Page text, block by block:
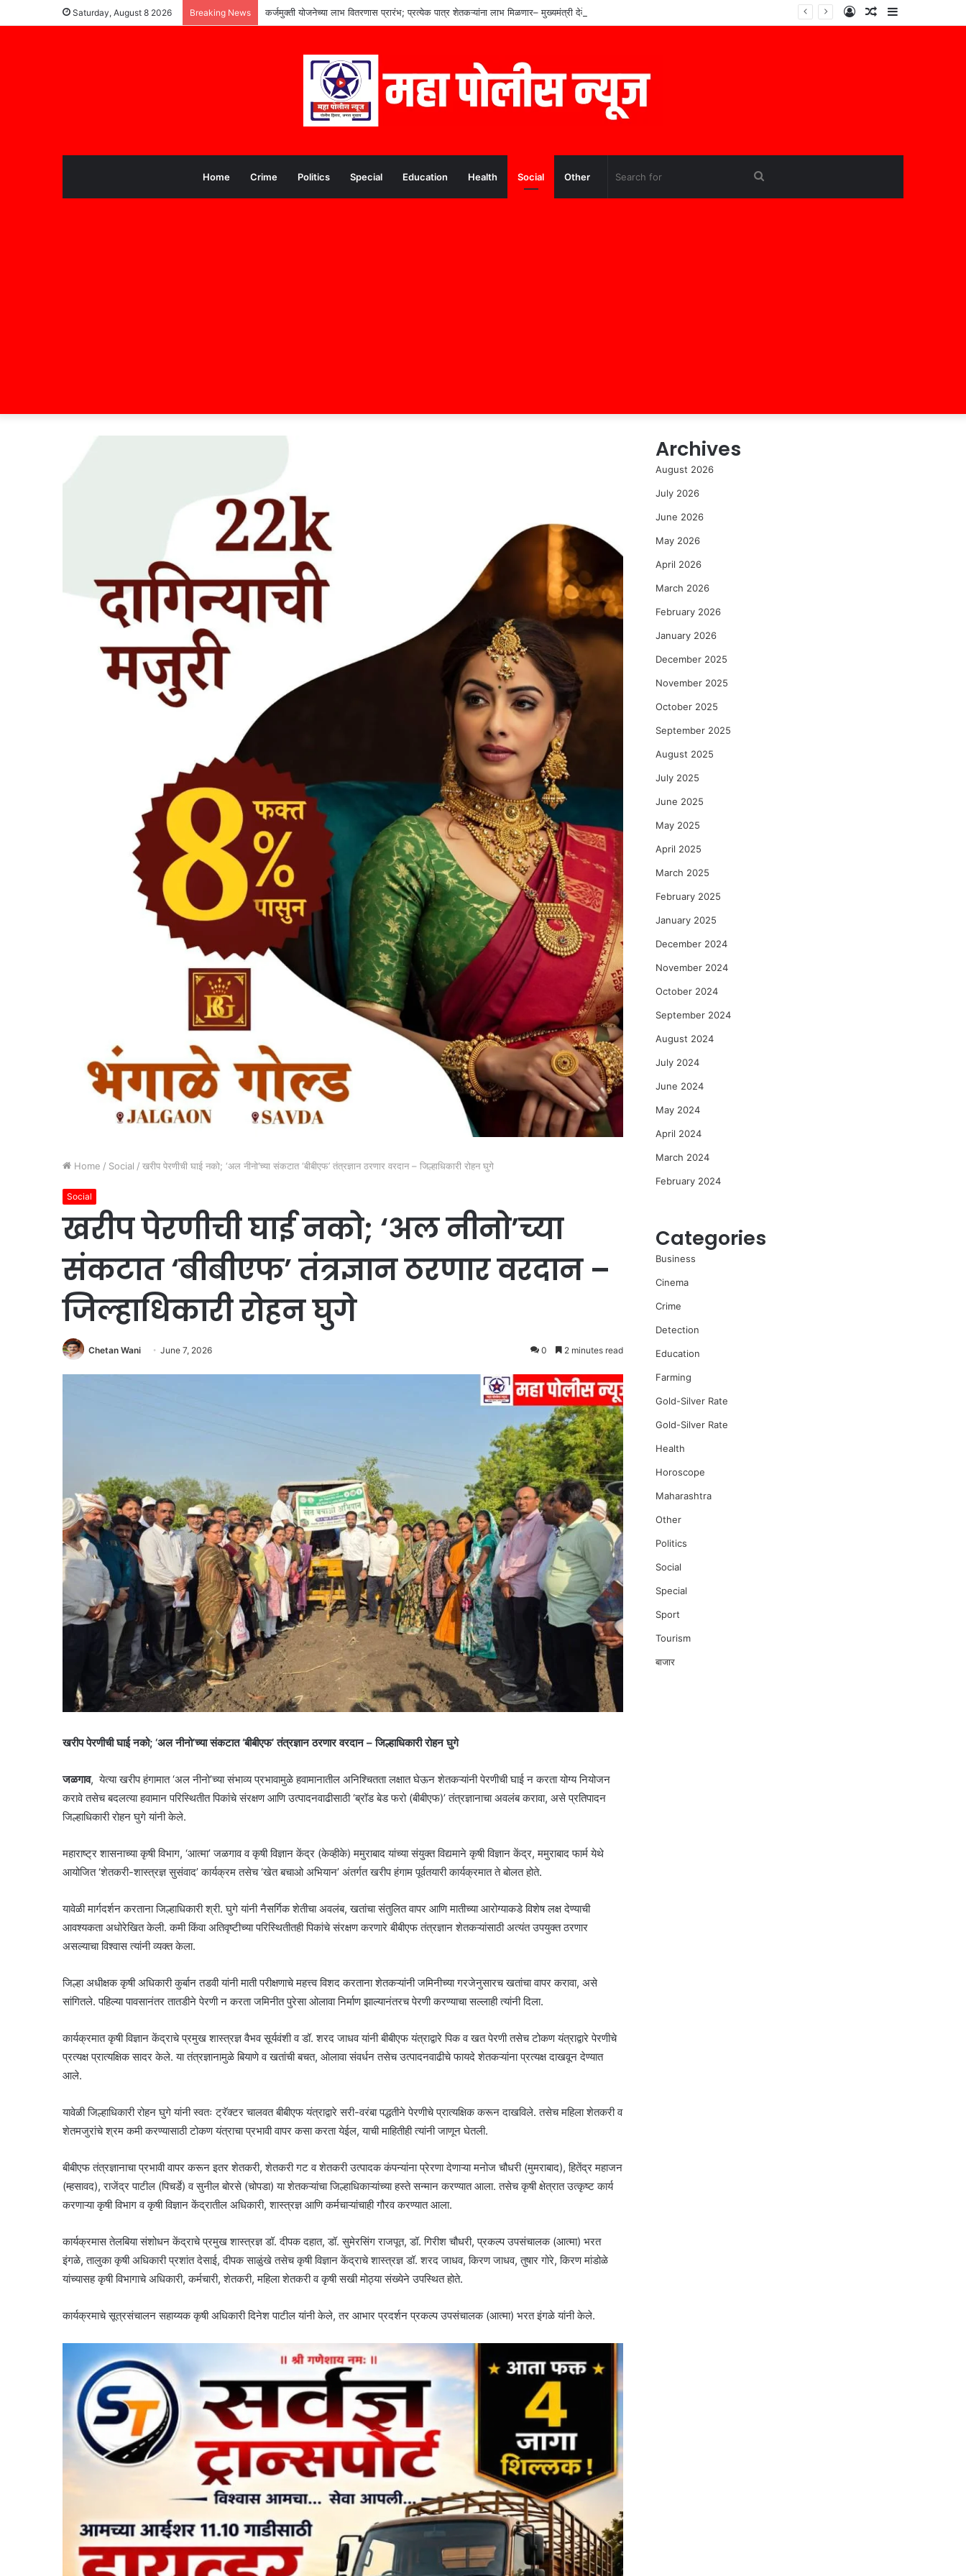
Saturday, August 8 2026 Breaking News कर्जमुक्ती योजनेच्या लाभ वितरणास प्रारंभ; प्रत्येक पात्र शेतकऱ्यांना लाभ मिळणार– मुख्यमंत्री देवेंद्र फडणवीस Sidebar
Random
Log
Home Crime Politics Special Education Health Social Other
Home / Social / खरीप पेरणीची घाई नको; ‘अल नीनो’च्या संकटात ‘बीबीएफ’ तंत्रज्ञान ठरणार वरदान – जिल्हाधिकारी रोहन घुगे
Social
खरीप पेरणीची घाई नको; ‘अल नीनो’च्या
संकटात ‘बीबीएफ’ तंत्रज्ञान ठरणार वरदान –
जिल्हाधिकारी रोहन घुगे
Chetan Wani June 7, 2026 0 2 minutes read
खरीप पेरणीची घाई नको; ‘अल नीनो’च्या संकटात ‘बीबीएफ’ तंत्रज्ञान ठरणार वरदान – जिल्हाधिकारी रोहन घुगे
जळगाव, येत्या खरीप हंगामात ‘अल नीनो’च्या संभाव्य प्रभावामुळे हवामानातील अनिश्चितता लक्षात घेऊन शेतकऱ्यांनी पेरणीची घाई न करता योग्य नियोजन
करावे तसेच बदलत्या हवामान परिस्थितीत पिकांचे संरक्षण आणि उत्पादनवाढीसाठी ‘ब्रॉड बेड फरो (बीबीएफ)’ तंत्रज्ञानाचा अवलंब करावा, असे प्रतिपादन
जिल्हाधिकारी रोहन घुगे यांनी केले.
महाराष्ट्र शासनाच्या कृषी विभाग, ‘आत्मा’ जळगाव व कृषी विज्ञान केंद्र (केव्हीके) ममुराबाद यांच्या संयुक्त विद्यमाने कृषी विज्ञान केंद्र, ममुराबाद फार्म येथे
आयोजित ‘शेतकरी-शास्त्रज्ञ सुसंवाद’ कार्यक्रम तसेच ‘खेत बचाओ अभियान’ अंतर्गत खरीप हंगाम पूर्वतयारी कार्यक्रमात ते बोलत होते.
यावेळी मार्गदर्शन करताना जिल्हाधिकारी श्री. घुगे यांनी नैसर्गिक शेतीचा अवलंब, खतांचा संतुलित वापर आणि मातीच्या आरोग्याकडे विशेष लक्ष देण्याची
आवश्यकता अधोरेखित केली. कमी किंवा अतिवृष्टीच्या परिस्थितीतही पिकांचे संरक्षण करणारे बीबीएफ तंत्रज्ञान शेतकऱ्यांसाठी अत्यंत उपयुक्त ठरणार
असल्याचा विश्वास त्यांनी व्यक्त केला.
जिल्हा अधीक्षक कृषी अधिकारी कुर्बान तडवी यांनी माती परीक्षणाचे महत्त्व विशद करताना शेतकऱ्यांनी जमिनीच्या गरजेनुसारच खतांचा वापर करावा, असे
सांगितले. पहिल्या पावसानंतर तातडीने पेरणी न करता जमिनीत पुरेसा ओलावा निर्माण झाल्यानंतरच पेरणी करण्याचा सल्लाही त्यांनी दिला.
कार्यक्रमात कृषी विज्ञान केंद्राचे प्रमुख शास्त्रज्ञ वैभव सूर्यवंशी व डॉ. शरद जाधव यांनी बीबीएफ यंत्राद्वारे पिक व खत पेरणी तसेच टोकण यंत्राद्वारे पेरणीचे
प्रत्यक्ष प्रात्यक्षिक सादर केले. या तंत्रज्ञानामुळे बियाणे व खतांची बचत, ओलावा संवर्धन तसेच उत्पादनवाढीचे फायदे शेतकऱ्यांना प्रत्यक्ष दाखवून देण्यात
आले.
यावेळी जिल्हाधिकारी रोहन घुगे यांनी स्वतः ट्रॅक्टर चालवत बीबीएफ यंत्राद्वारे सरी-वरंबा पद्धतीने पेरणीचे प्रात्यक्षिक करून दाखविले. तसेच महिला शेतकरी व
शेतमजुरांचे श्रम कमी करण्यासाठी टोकण यंत्राचा प्रभावी वापर कसा करता येईल, याची माहितीही त्यांनी जाणून घेतली.
बीबीएफ तंत्रज्ञानाचा प्रभावी वापर करून इतर शेतकरी, शेतकरी गट व शेतकरी उत्पादक कंपन्यांना प्रेरणा देणाऱ्या मनोज चौधरी (मुमराबाद), हितेंद्र महाजन
(म्हसावद), राजेंद्र पाटील (पिचर्डे) व सुनील बोरसे (चोपडा) या शेतकऱ्यांचा जिल्हाधिकाऱ्यांच्या हस्ते सन्मान करण्यात आला. तसेच कृषी क्षेत्रात उत्कृष्ट कार्य
करणाऱ्या कृषी विभाग व कृषी विज्ञान केंद्रातील अधिकारी, शास्त्रज्ञ आणि कर्मचाऱ्यांचाही गौरव करण्यात आला.
कार्यक्रमास तेलबिया संशोधन केंद्राचे प्रमुख शास्त्रज्ञ डॉ. दीपक दहात, डॉ. सुमेरसिंग राजपूत, डॉ. गिरीश चौधरी, प्रकल्प उपसंचालक (आत्मा) भरत
इंगळे, तालुका कृषी अधिकारी प्रशांत देसाई, दीपक साळुंखे तसेच कृषी विज्ञान केंद्राचे शास्त्रज्ञ डॉ. शरद जाधव, किरण जाधव, तुषार गोरे, किरण मांडोळे
यांच्यासह कृषी विभागाचे अधिकारी, कर्मचारी, शेतकरी, महिला शेतकरी व कृषी सखी मोठ्या संख्येने उपस्थित होते.
कार्यक्रमाचे सूत्रसंचालन सहाय्यक कृषी अधिकारी दिनेश पाटील यांनी केले, तर आभार प्रदर्शन प्रकल्प उपसंचालक (आत्मा) भरत इंगळे यांनी केले.
Archives
August 2026
July 2026
June 2026
May 2026
April 2026
March 2026
February 2026
January 2026
December 2025
November 2025
October 2025
September 2025
August 2025
July 2025
June 2025
May 2025
April 2025
March 2025
February 2025
January 2025
December 2024
November 2024
October 2024
September 2024
August 2024
July 2024
June 2024
May 2024
April 2024
March 2024
February 2024
Categories
Business
Cinema
Crime
Detection
Education
Farming
Gold-Silver Rate
Gold-Silver Rate
Health
Horoscope
Maharashtra
Other
Politics
Social
Special
Sport
Tourism
बाजार